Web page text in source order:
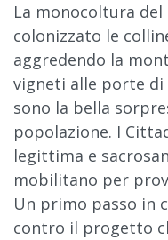
La monocoltura
colonizzato le
aggredendo la
vigneti alle porte di
sono la bella
popolazione. I
legittima e
mobilitano per
Un primo passo in
contro il progetto